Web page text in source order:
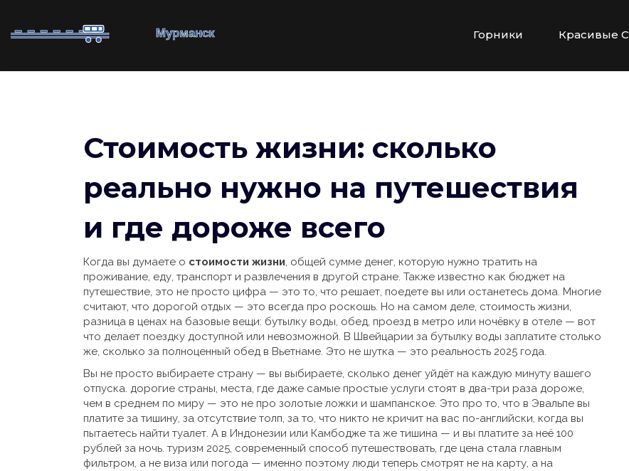
Горники Красивые
Стоимость жизни: сколько
реально нужно на путешествия
и где дороже всего
Когда вы думаете о стоимости жизни, общей сумме денег, которую нужно тратить на
проживание, еду, транспорт и развлечения в другой стране. Также известно как бюджет на
путешествие, это не просто цифра — это то, что решает, поедете вы или останетесь дома. Многие
считают, что дорогой отдых — это всегда про роскошь. Но на самом деле, стоимость жизни,
разница в ценах на базовые вещи: бутылку воды, обед, проезд в метро или ночёвку в отеле — вот
что делает поездку доступной или невозможной. В Швейцарии за бутылку воды заплатите столько
же, сколько за полноценный обед в Вьетнаме. Это не шутка — это реальность 2025 года.
Вы не просто выбираете страну — вы выбираете, сколько денег уйдёт на каждую минуту вашего
отпуска. дорогие страны, места, где даже самые простые услуги стоят в два-три раза дороже,
чем в среднем по миру — это не про золотые ложки и шампанское. Это про то, что в Эвальпе вы
платите за тишину, за отсутствие толп, за то, что никто не кричит на вас по-английски, когда вы
пытаетесь найти туалет. А в Индонезии или Камбодже та же тишина — и вы платите за неё 100
рублей за ночь. туризм 2025, современный способ путешествовать, где цена стала главным
фильтром, а не виза или погода — именно поэтому люди теперь смотрят не на карту, а на